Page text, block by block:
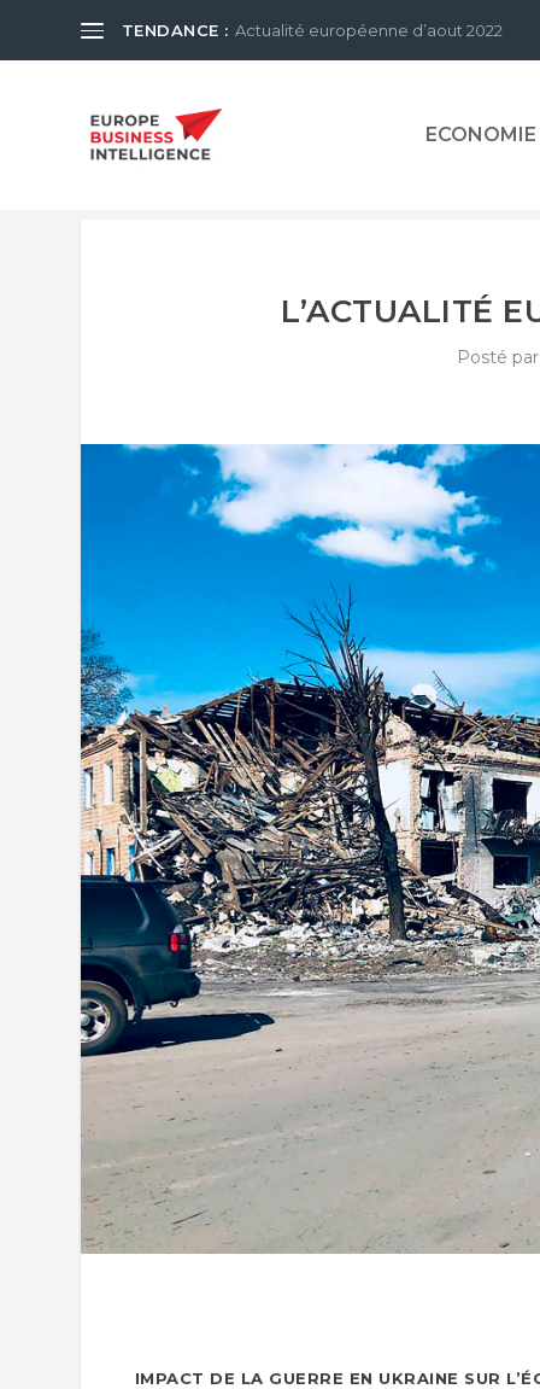
TENDANCE : Actualité européenne d’aout 2022
ECONOMIE
L’ACTUALITÉ
Posté
IMPACT DE LA GUERRE EN UKRAINE SUR